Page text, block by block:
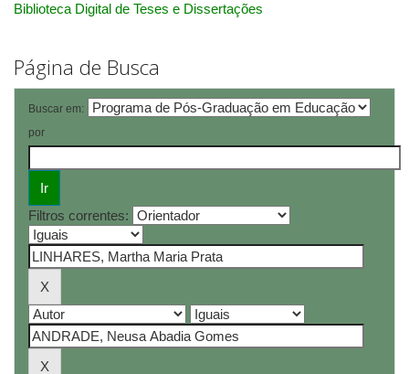
Biblioteca Digital de Teses e Dissertações
Página de Busca
Buscar em:
por
Filtros correntes: